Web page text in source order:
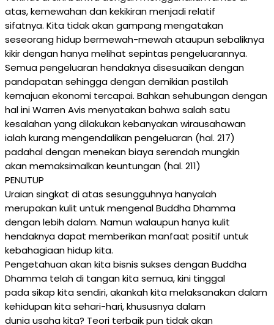
atas, kemewahan dan kekikiran menjadi relatif
sifatnya. Kita tidak akan gampang mengatakan
seseorang hidup bermewah-mewah ataupun sebaliknya
kikir dengan hanya melihat sepintas pengeluarannya.
Semua pengeluaran hendaknya disesuaikan dengan
pandapatan sehingga dengan demikian pastilah
kemajuan ekonomi tercapai. Bahkan sehubungan dengan
hal ini Warren Avis menyatakan bahwa salah satu
kesalahan yang dilakukan kebanyakan wirausahawan
ialah kurang mengendalikan pengeluaran (hal. 217)
padahal dengan menekan biaya serendah mungkin
akan memaksimalkan keuntungan (hal. 211)
PENUTUP
Uraian singkat di atas sesungguhnya hanyalah
merupakan kulit untuk mengenal Buddha Dhamma
dengan lebih dalam. Namun walaupun hanya kulit
hendaknya dapat memberikan manfaat positif untuk
kebahagiaan hidup kita.
Pengetahuan akan kita bisnis sukses dengan Buddha
Dhamma telah di tangan kita semua, kini tinggal
pada sikap kita sendiri, akankah kita melaksanakan dalam
kehidupan kita sehari-hari, khususnya dalam
dunia usaha kita? Teori terbaik pun tidak akan